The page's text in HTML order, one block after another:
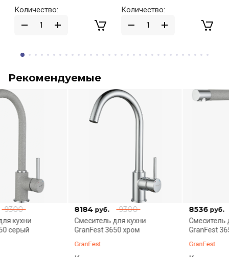
Количество: Количество:
Рекомендуемые
9300
8184
Смеситель для кухни
GranFest 3650 хром
9700
8536
Смеситель для кухни
GranFest 3651 серый